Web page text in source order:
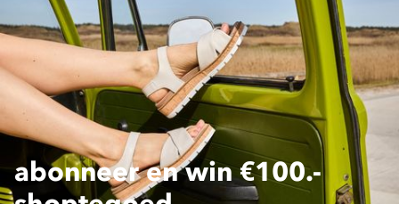
abonneer en win €100.-